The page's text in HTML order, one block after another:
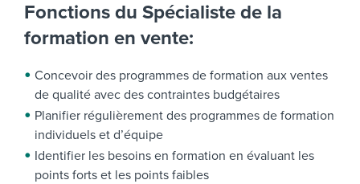
Fonctions du Spécialiste de la
formation en vente:
Concevoir des programmes de formation aux ventes
de qualité avec des contraintes budgétaires
Planifier régulièrement des programmes de formation
individuels et d’équipe
Identifier les besoins en formation en évaluant les
points forts et les points faibles